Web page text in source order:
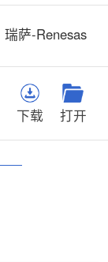
瑞萨-Renesas
下载 打开